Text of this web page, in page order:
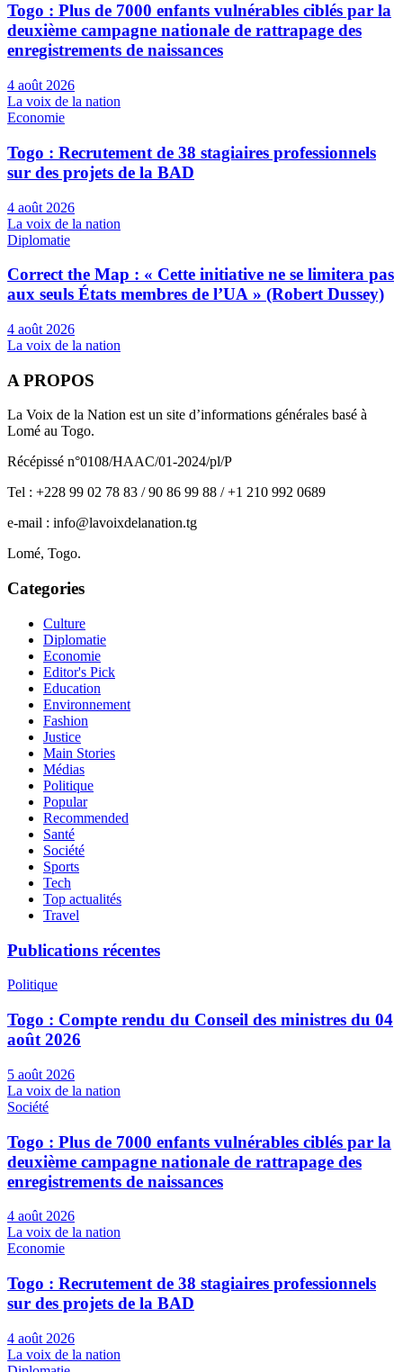
Togo : Plus de 7000 enfants vulnérables ciblés par la
deuxième campagne nationale de rattrapage des
enregistrements de naissances
4 août 2026
La voix de la nation
Economie
Togo : Recrutement de 38 stagiaires professionnels
sur des projets de la BAD
4 août 2026
La voix de la nation
Diplomatie
Correct the Map : « Cette initiative ne se limitera pas
aux seuls États membres de l’UA » (Robert Dussey)
4 août 2026
La voix de la nation
A PROPOS
La Voix de la Nation est un site d’informations générales basé à
Lomé au Togo.
Récépissé n°0108/HAAC/01-2024/pl/P
Tel : +228 99 02 78 83 / 90 86 99 88 / +1 210 992 0689
e-mail : info@lavoixdelanation.tg
Lomé, Togo.
Categories
Culture
Diplomatie
Economie
Editor's Pick
Education
Environnement
Fashion
Justice
Main Stories
Médias
Politique
Popular
Recommended
Santé
Société
Sports
Tech
Top actualités
Travel
Publications récentes
Politique
Togo : Compte rendu du Conseil des ministres du 04
août 2026
5 août 2026
La voix de la nation
Société
Togo : Plus de 7000 enfants vulnérables ciblés par la
deuxième campagne nationale de rattrapage des
enregistrements de naissances
4 août 2026
La voix de la nation
Economie
Togo : Recrutement de 38 stagiaires professionnels
sur des projets de la BAD
4 août 2026
La voix de la nation